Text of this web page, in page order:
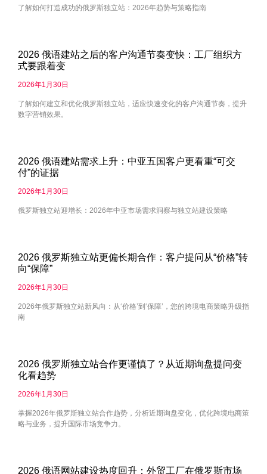
了解如何打造成功的俄罗斯独立站：2026年趋势与策略指南
2026 俄语建站之后的客户沟通节奏变快：工厂组织方
式要跟着变
2026年1月30日
了解如何建立和优化俄罗斯独立站，适应快速变化的客户沟通节奏，提升
数字营销效果。
2026 俄语建站需求上升：中亚五国客户更看重“可交
付”的证据
2026年1月30日
俄罗斯独立站迎增长：2026年中亚市场需求洞察与独立站建设策略
2026 俄罗斯独立站更偏长期合作：客户提问从“价格”转
向“保障”
2026年1月30日
2026年俄罗斯独立站新风向：从‘价格’到‘保障’，您的跨境电商策略升级指
南
2026 俄罗斯独立站合作更谨慎了？从近期询盘提问变
化看趋势
2026年1月30日
掌握2026年俄罗斯独立站合作趋势，分析近期询盘变化，优化跨境电商策
略与业务，提升国际市场竞争力。
2026 俄语网站建设热度回升：外贸工厂在俄罗斯市场